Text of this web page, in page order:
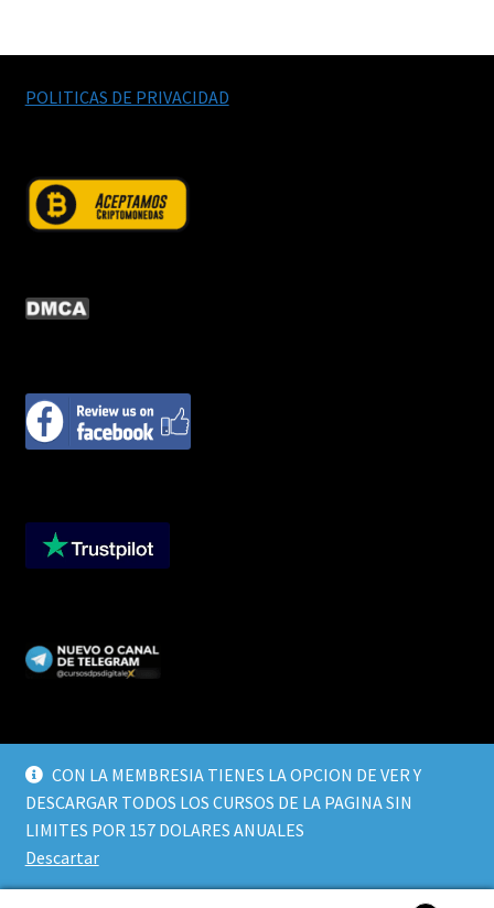
CON LA MEMBRESIA TIENES LA OPCION DE VER Y
DESCARGAR TODOS LOS CURSOS DE LA PAGINA SIN
LIMITES POR 157 DOLARES ANUALES
Descartar
POLITICAS DE PRIVACIDAD
© CURSOS DIGITALEX 2026
TERMINOS Y CONDICIONES
Built with WooCommerce